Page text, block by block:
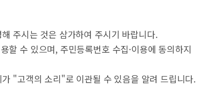
주시는 것은 삼가하여 주시기 바랍니다.
할 수 있으며, 주민등록번호 수집·이용에 동의하지
"고객의 소리"로 이관될 수 있음을 알려 드립니다.